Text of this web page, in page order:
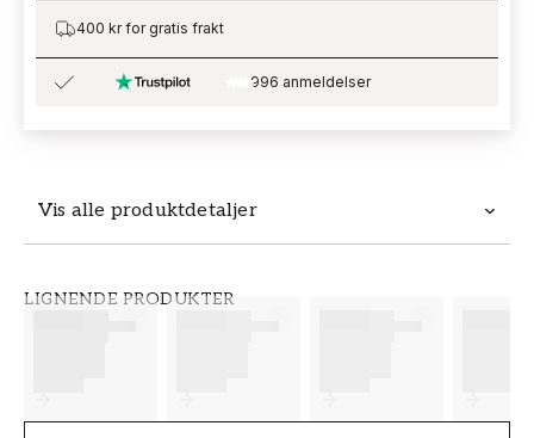
Vis alle produktdetaljer
LIGNENDE PRODUKTER
400 kr for gratis frakt
996 anmeldelser